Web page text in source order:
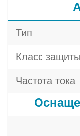
Тип
Класс защиты
Частота тока